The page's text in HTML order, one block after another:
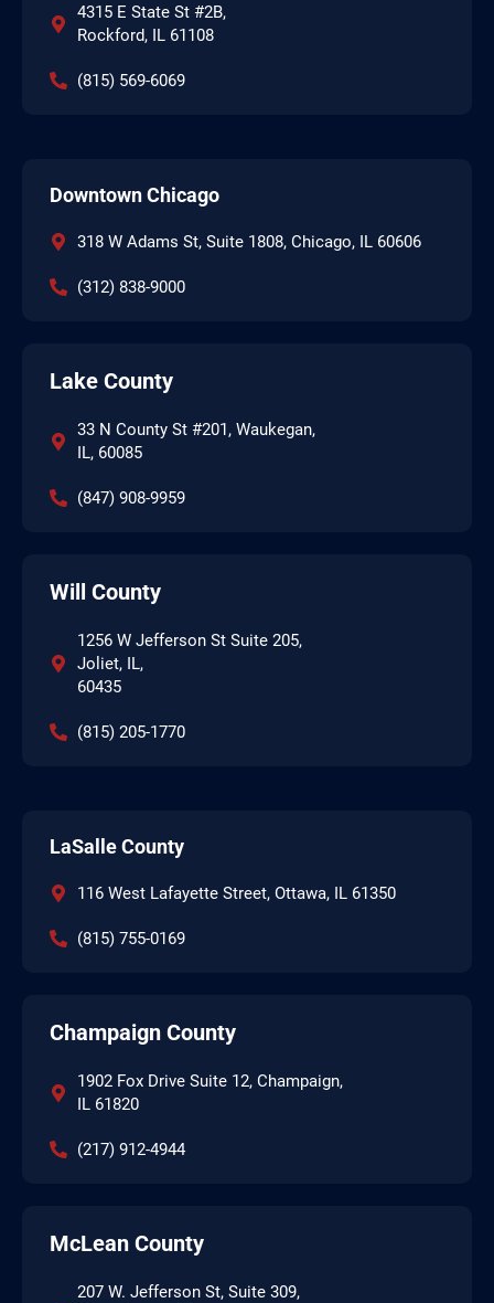
4315 E State St #2B,
Rockford, IL 61108
(815) 569-6069
Downtown Chicago
318 W Adams St, Suite 1808, Chicago, IL 60606
(312) 838-9000
Lake County
33 N County St #201, Waukegan,
IL, 60085
(847) 908-9959
Will County
1256 W Jefferson St Suite 205,
Joliet, IL,
60435
(815) 205-1770
LaSalle County
116 West Lafayette Street, Ottawa, IL 61350
(815) 755-0169
Champaign County
1902 Fox Drive Suite 12, Champaign,
IL 61820
(217) 912-4944
McLean County
207 W. Jefferson St, Suite 309,